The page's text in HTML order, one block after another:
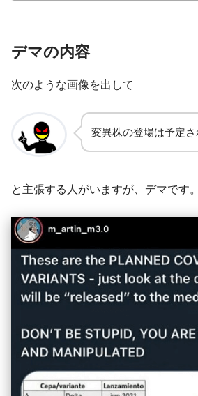
デマの内容
次のような画像を出して
変異株の登場は予定さ
と主張する人がいますが、デマです。